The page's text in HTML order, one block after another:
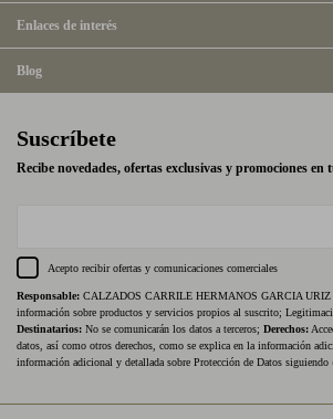
Enlaces de interés
Blog
Suscríbete
Recibe novedades, ofertas exclusivas y promociones en
Acepto recibir ofertas y comunicaciones comerciales
Responsable: CALZADOS CARRILE HERMANOS GARCIA URIZ
información sobre productos y servicios propios al suscrito;
Destinatarios: No se comunicarán los datos a terceros; Derechos:
datos, así como otros derechos, como se explica en la información
información adicional y detallada sobre Protección de Datos siguiendo